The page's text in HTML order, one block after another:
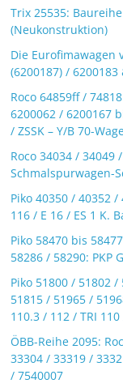
Trix 25535:
(Neukonstruktion)
Die Eurofimawagen
(6200187) / 6200183
Roco 64859ff /
6200062 / 6200167
/ ZSSK – Y/B 70-
Roco 34034 / 34049
Schmalspurwagen-
Piko 40350 / 40352
116 / E 16 / ES 1 K.
Piko 58470 bis
58286 / 58290: PKP
Piko 51800 / 51802
51815 / 51965 /
110.3 / 112 / TRI
ÖBB-Reihe 2095:
33304 / 33319 /
/ 7540007